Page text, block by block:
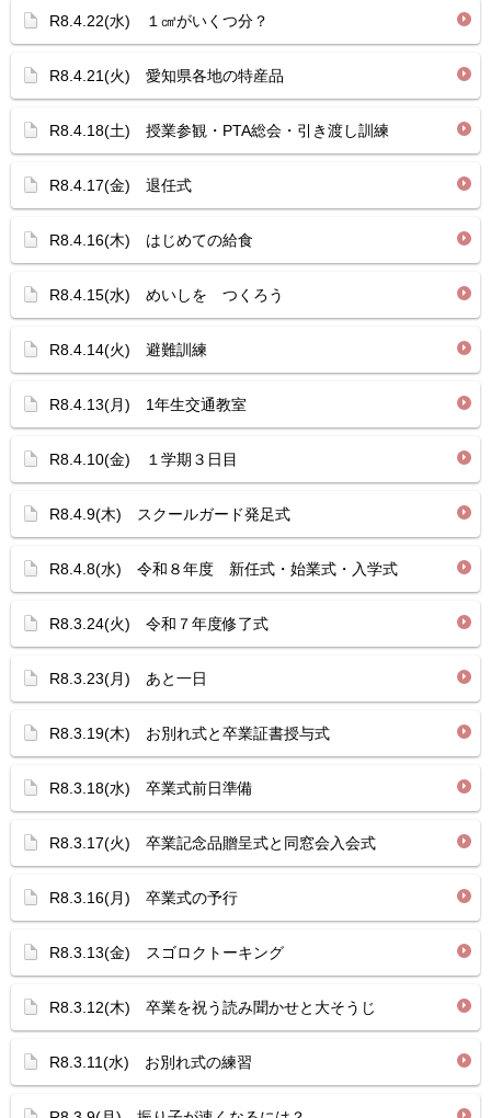
R8.4.22(水) １㎤がいくつ分？
R8.4.21(火) 愛知県各地の特産品
R8.4.18(土) 授業参観・PTA総会・引き渡し訓練
R8.4.17(金) 退任式
R8.4.16(木) はじめての給食
R8.4.15(水) めいしを つくろう
R8.4.14(火) 避難訓練
R8.4.13(月) 1年生交通教室
R8.4.10(金) １学期３日目
R8.4.9(木) スクールガード発足式
R8.4.8(水) 令和８年度 新任式・始業式・入学式
R8.3.24(火) 令和７年度修了式
R8.3.23(月) あと一日
R8.3.19(木) お別れ式と卒業証書授与式
R8.3.18(水) 卒業式前日準備
R8.3.17(火) 卒業記念品贈呈式と同窓会入会式
R8.3.16(月) 卒業式の予行
R8.3.13(金) スゴロクトーキング
R8.3.12(木) 卒業を祝う読み聞かせと大そうじ
R8.3.11(水) お別れ式の練習